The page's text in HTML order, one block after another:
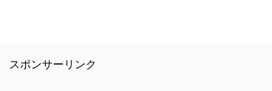
スポンサーリンク